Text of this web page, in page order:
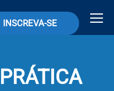
INSCREVA-SE